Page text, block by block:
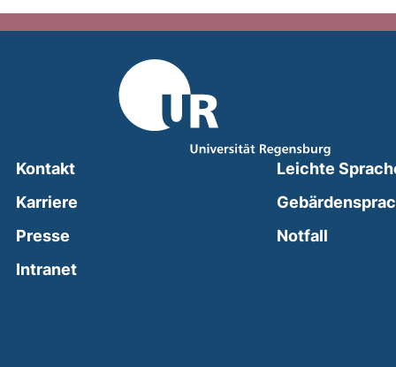
Kontakt
Karriere
Presse
Intranet(external link, opens in a new window)
Leichte
Notfall